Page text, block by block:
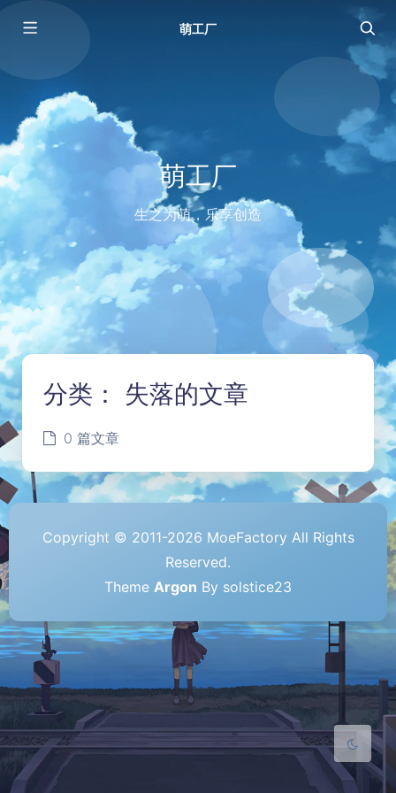
萌工厂
萌工厂
生之为萌，乐享创造
Sans Serif Serif
关闭 日落 暗化
分类： 失落的文章
0 篇文章
Copyright © 2011-2026 MoeFactory All Rights
Reserved.
Theme Argon By solstice23